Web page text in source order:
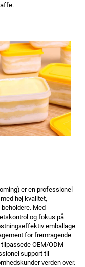
er en professionel
høj kvalitet,
Med
og fokus på
emballage
for fremragende
OEM/ODM-
support til
verden over.